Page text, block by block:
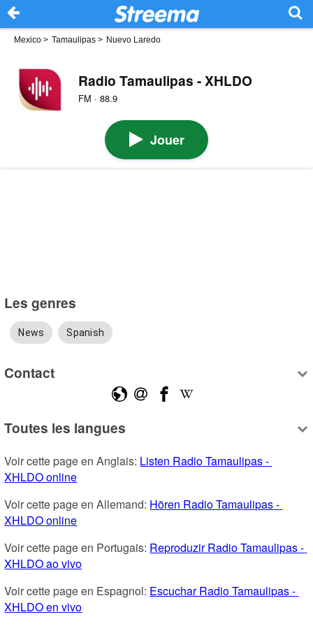
Mexico > Tamaulipas > Nuevo Laredo
Radio Tamaulipas - XHLDO
FM · 88.9
Jouer
Les genres
News Spanish
Contact
Toutes les langues
Voir cette page en Anglais: Listen Radio Tamaulipas -
XHLDO online
Voir cette page en Allemand: Hören Radio Tamaulipas -
XHLDO online
Voir cette page en Portugais: Reproduzir Radio Tamaulipas -
XHLDO ao vivo
Voir cette page en Espagnol: Escuchar Radio Tamaulipas -
XHLDO en vivo